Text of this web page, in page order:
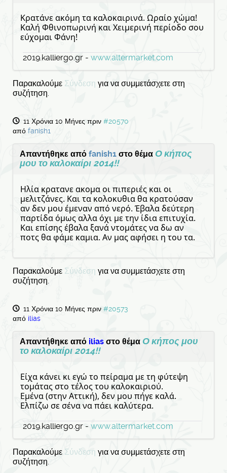
Κρατάνε ακόμη τα καλοκαιρινά. Ωραίο χώμα!
Καλή Φθινοπωρινή και Χειμερινή περίοδο σου
εύχομαι Φάνη!
2019.kalliergo.gr - www.altermarket.com
Παρακαλούμε Σύνδεση για να συμμετάσχετε στη
συζήτηση.
11 Χρόνια 10 Μήνες πριν #20570
από fanish1
Απαντήθηκε από fanish1 στο θέμα Ο κήπος
μου το καλοκαίρι 2014!!
Ηλία κρατανε ακομα οι πιπεριές και οι
μελιτζάνες. Και τα κολοκυθια θα κρατούσαν
αν δεν μου έμεναν από νερό. Έβαλα δεύτερη
παρτίδα όμως αλλα όχι με την ίδια επιτυχία.
Και επίσης έβαλα ξανά ντομάτες να δω αν
ποτς θα φάμε καμια. Αν μας αφήσει η του τα.
Παρακαλούμε Σύνδεση για να συμμετάσχετε στη
συζήτηση.
11 Χρόνια 10 Μήνες πριν #20573
από ilias
Απαντήθηκε από ilias στο θέμα Ο κήπος μου
το καλοκαίρι 2014!!
Είχα κάνει κι εγώ το πείραμα με τη φύτεψη
τομάτας στο τέλος του καλοκαιριού.
Εμένα (στην Αττική), δεν μου πήγε καλά.
Ελπίζω σε σένα να πάει καλύτερα.
2019.kalliergo.gr - www.altermarket.com
Παρακαλούμε Σύνδεση για να συμμετάσχετε στη
συζήτηση.